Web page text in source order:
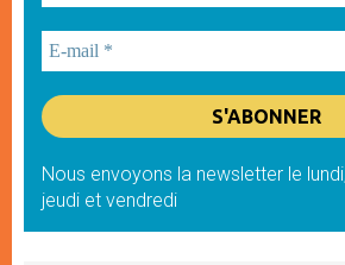
Nous envoyons la newsletter le
jeudi et vendredi